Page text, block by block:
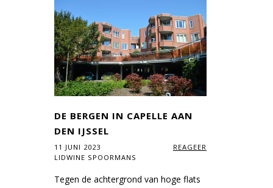
DE BERGEN IN CAPELLE AAN
DEN IJSSEL
11 JUNI 2023
REAGEER
LIDWINE SPOORMANS
Tegen de achtergrond van hoge flats